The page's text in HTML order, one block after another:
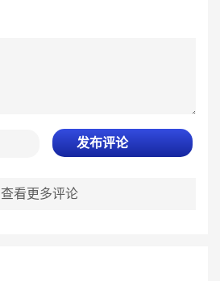
发布评论
查看更多评论